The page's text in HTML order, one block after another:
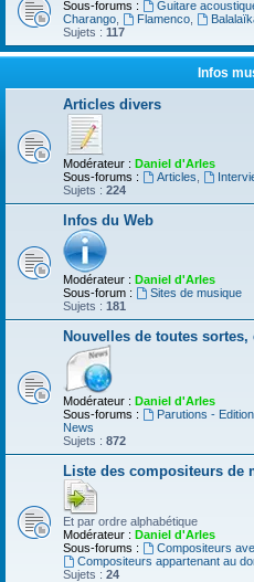
Sous-forums : Guitare
Charango
Flamenco,
Sujets : 117
Infos
Articles divers
Modérateur : Daniel d'Arles
Sous-forums :
Articles
Sujets : 224
Infos du Web
Modérateur : Daniel d'Arles
Sous-forum :
Sites de musique
Sujets : 181
Nouvelles de toutes
Modérateur : Daniel d'Arles
Sous-forums :
Parutions -
News
Sujets : 872
Liste des compositeurs de
Et par ordre alphabétique
Modérateur : Daniel d'Arles
Sous-forums :
Compositeurs
Compositeurs appartenant au
Sujets : 24